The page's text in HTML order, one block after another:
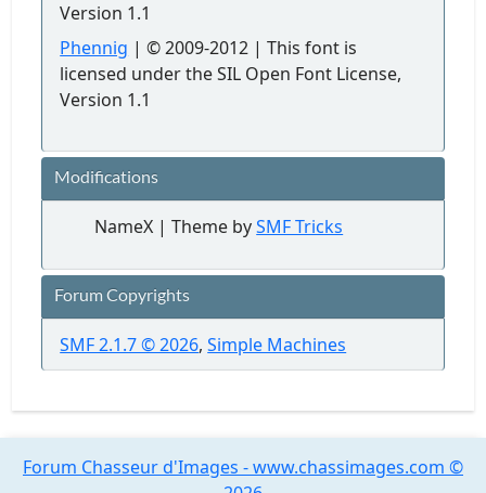
Version 1.1
Phennig | © 2009-2012 | This font is
licensed under the SIL Open Font License,
Version 1.1
Modifications
NameX | Theme bySMF Tricks
Forum Copyrights
SMF 2.1.7 © 2026,Simple Machines
Forum Chasseur d'Images - www.chassimages.com ©